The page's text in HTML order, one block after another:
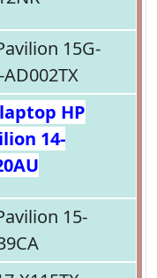
15G-
AD002TX
HP
14-
15-